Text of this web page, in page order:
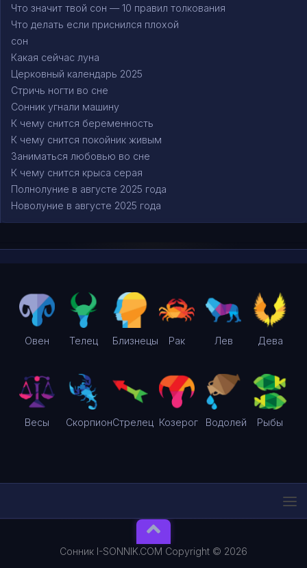
Что значит твой сон — 10 правил толкования
Что делать если приснился плохой
сон
Какая сейчас луна
Церковный календарь 2025
Стричь ногти во сне
Сонник угнали машину
К чему снится беременность
К чему снится покойник живым
Заниматься любовью во сне
К чему снится крыса серая
Полнолуние в августе 2025 года
Новолуние в августе 2025 года
Овен Телец Близнецы Рак Лев Дева
Весы СкорпионСтрелец Козерог Водолей Рыбы
Сонник I-SONNIK.COM Copyright © 2026